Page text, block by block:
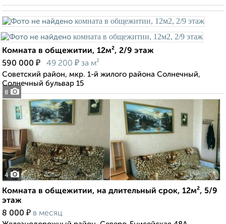
8
Комната в общежитии, 12м², 2/9 этаж
590 000 ₽ 49 200 ₽ за м²
Советский район, мкр. 1-й жилого района Солнечный,
Солнечный бульвар 15
4
Комната в общежитии, на длительный срок, 12м², 5/9
этаж
8 000 ₽ в месяц